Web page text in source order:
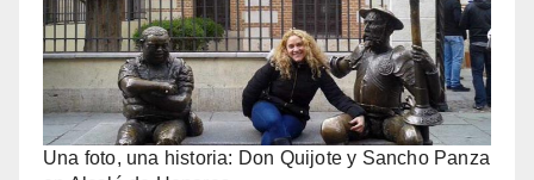
Una foto, una historia: Don Quijote y Sancho Panza